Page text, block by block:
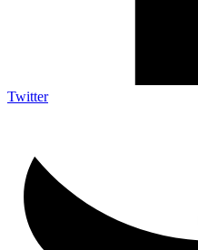
Twitter